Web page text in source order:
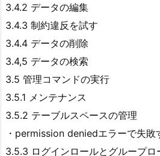
3.4.2 データの編集
3.4.3 制約違反を試す
3.4.4 データの削除
3.4,5 データの検索
3.5 管理コマンドの実行
3.5.1 メンテナンス
3.5.2 テーブルスペースの管理
・permission deniedエラーで失敗
3.5.3 ログインロールとグループロ